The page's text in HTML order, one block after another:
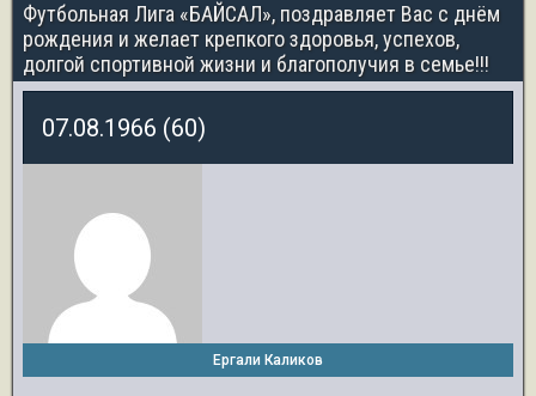
Футбольная Лига «БАЙСАЛ», поздравляет Вас с днём
рождения и желает крепкого здоровья, успехов,
долгой спортивной жизни и благополучия в семье!!!
07.08.1966 (60)
Ергали Каликов